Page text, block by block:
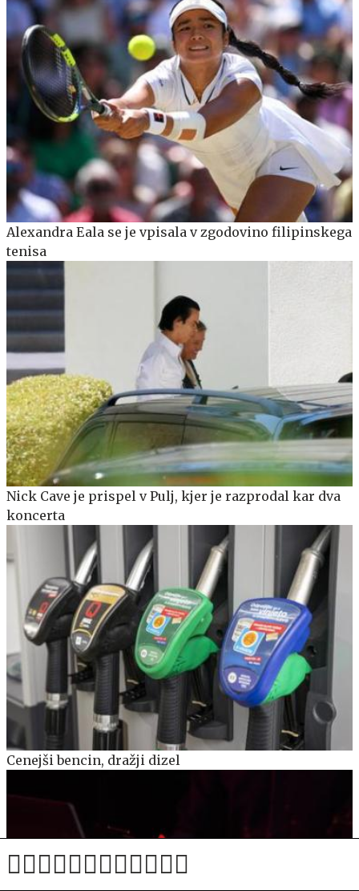
Alexandra Eala se je vpisala v zgodovino filipinskega
tenisa
Nick Cave je prispel v Pulj, kjer je razprodal kar dva
koncerta
Cenejši bencin, dražji dizel